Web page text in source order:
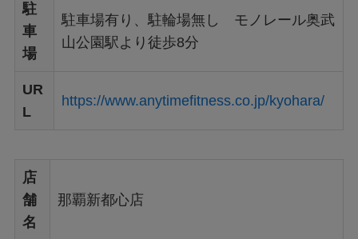
駐
車
場
駐車場有り、駐輪場無し モノレール奥武
山公園駅より徒歩8分
UR
L
https://www.anytimefitness.co.jp/kyohara/
店
舗
名
那覇新都心店